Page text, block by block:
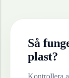
Så
plast?